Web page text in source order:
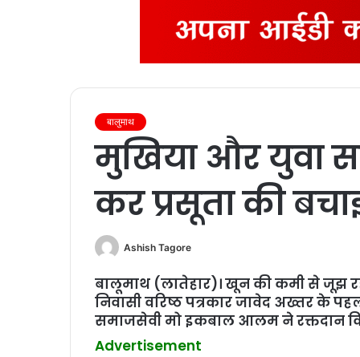
बालुमाथ
मुखिया और युवा
कर प्रसूता की
Ashish Tagore
बालूमाथ (लातेहार)। खून की कमी से जूझ
निवासी वरिष्ठ पत्रकार जावेद अख्तर के
समाजसेवी मो इकबाल आलम ने रक्तदान
Advertisement